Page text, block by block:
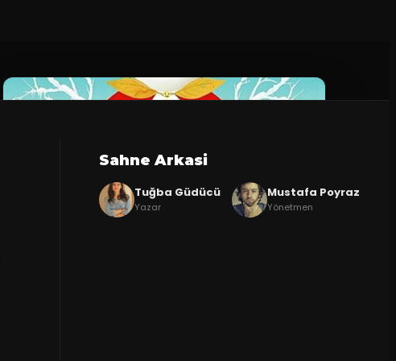
Sahne Arkasi
Tuğba Güdücü
Yazar
Mustafa Poyraz
Yönetmen